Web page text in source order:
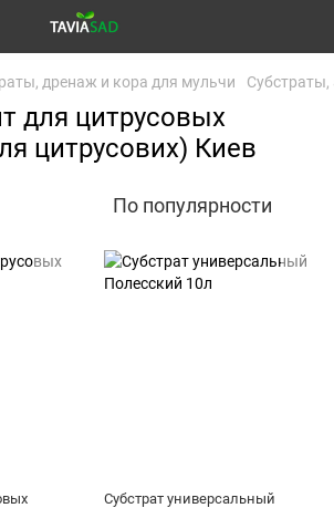
дренаж и кора для мульчи Субстраты,
для цитрусовых
цитрусових) Киев
По популярности
Субстрат универсальный